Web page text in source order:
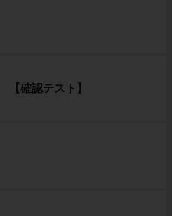
確認テスト】